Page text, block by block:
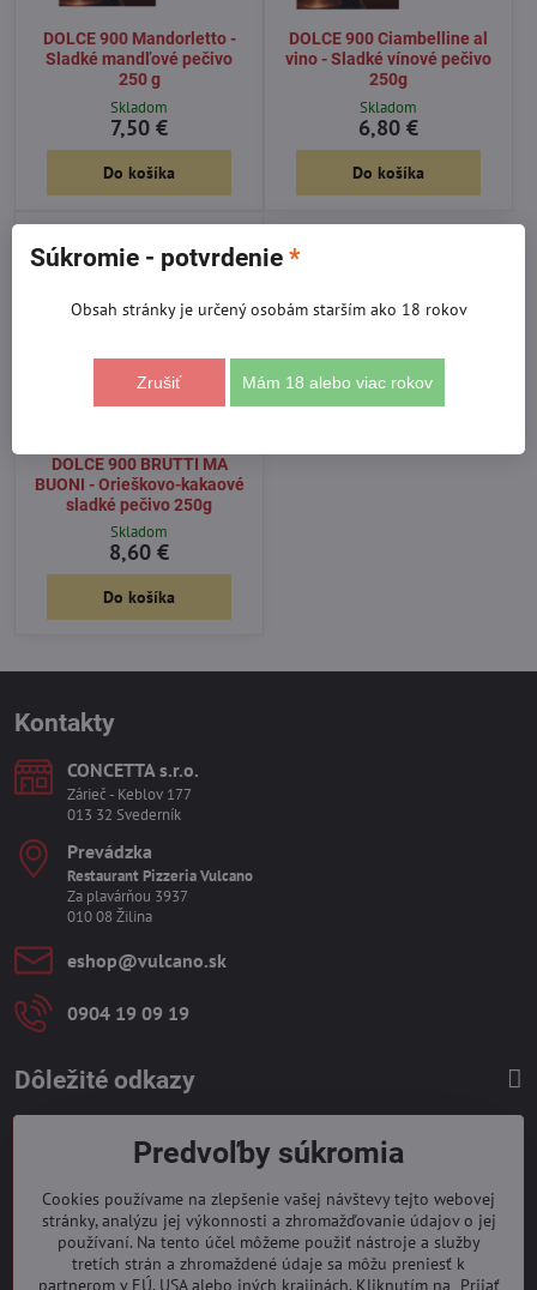
DOLCE 900 Mandorletto -
Sladké mandľové pečivo
250 g
Skladom
7,50 €
Do košíka
DOLCE 900 Ciambelline al
vino - Sladké vínové pečivo
250g
Skladom
6,80 €
Do košíka
DOLCE 900 BRUTTI MA
BUONI - Orieškovo-kakaové
sladké pečivo 250g
Skladom
8,60 €
Do košíka
Kontakty
CONCETTA s​.r​.o​.
Zárieč - Keblov 177
013 32 Svederník
Prevádzka
Restaurant Pizzeria Vulcano
Za plavárňou 3937
010 08 Žilina
eshop​@vulcano​.sk
0904 19 09 19
Dôležité odkazy
Predvoľby súkromia
Cookies používame na zlepšenie vašej návštevy tejto webovej
stránky, analýzu jej výkonnosti a zhromažďovanie údajov o jej
používaní. Na tento účel môžeme použiť nástroje a služby
tretích strán a zhromaždené údaje sa môžu preniesť k
partnerom v EÚ, USA alebo iných krajinách. Kliknutím na „Prijať
Súkromie - potvrdenie *
Obsah stránky je určený osobám starším ako 18 rokov
Zrušiť Mám 18 alebo viac rokov